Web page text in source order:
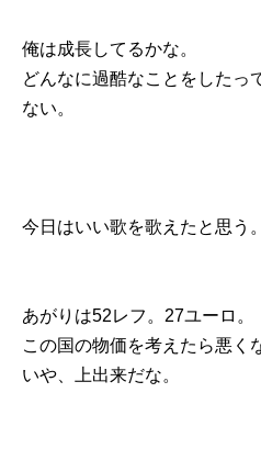
俺は成長してるかな。
どんなに過酷なことをしたっ
ない。
今日はいい歌を歌えたと思う。
あがりは52レフ。27ユーロ。
この国の物価を考えたら悪く
いや、上出来だな。